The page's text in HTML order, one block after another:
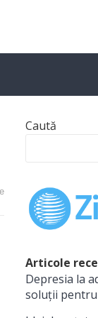
Caută
Articole
Depresia la
soluții